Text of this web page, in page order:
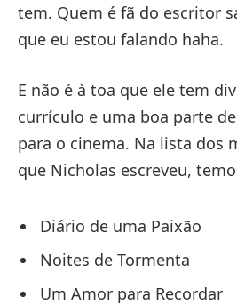
tem. Quem é fã do escritor
que eu estou falando haha.
E não é à toa que ele tem
currículo e uma boa parte
para o cinema. Na lista dos
que Nicholas escreveu,
Diário de uma Paixão
Noites de Tormenta
Um Amor para Recordar